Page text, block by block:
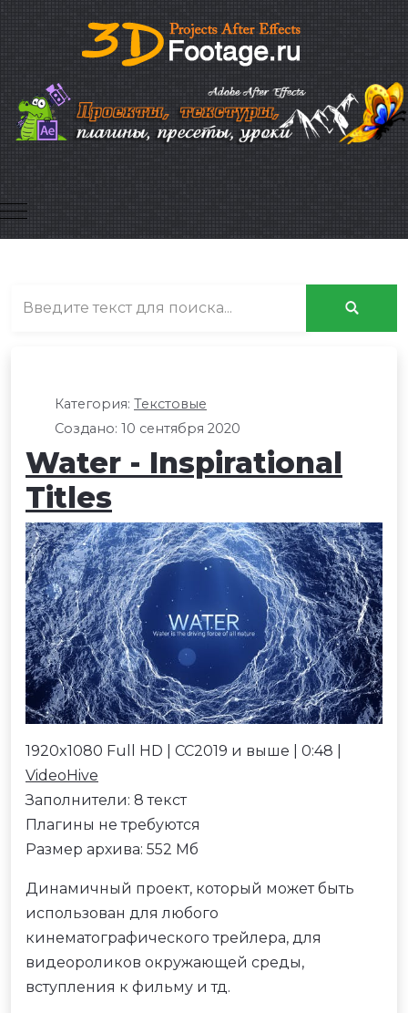
Mobile Menu Toggle
Категория: Текстовые
Создано: 10 сентября 2020
Water - Inspirational
Titles
1920x1080 Full HD | CC2019 и выше | 0:48 |
VideoHive
Заполнители: 8 текст
Плагины не требуются
Размер архива: 552 Мб
Динамичный проект, который может быть
использован для любого
кинематографического трейлера, для
видеороликов окружающей среды,
вступления к фильму и тд.